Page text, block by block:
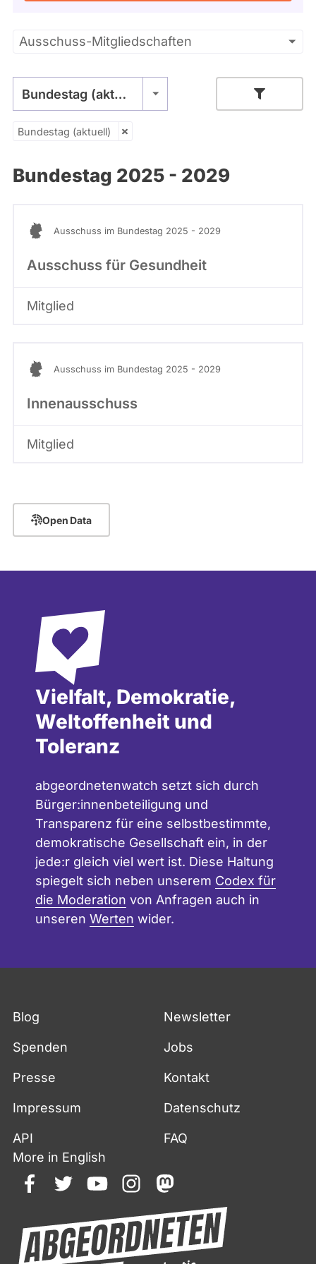
Mandaten
werden
Primäre
Ausschuss-Mitgliedschaften
Bundestag (aktuell)
Bundestag (aktuell)
Bundestag 2025 - 2029
Ausschuss im Bundestag 2025 - 2029
Ausschuss für Gesundheit
Mitglied
Ausschuss im Bundestag 2025 - 2029
Innenausschuss
Mitglied
Open Data
Vielfalt, Demokratie,
Weltoffenheit und
Toleranz
abgeordnetenwatch setzt sich durch
Bürger:innenbeteiligung und
Transparenz für eine selbstbestimmte,
demokratische Gesellschaft ein, in der
jede:r gleich viel wert ist. Diese Haltung
spiegelt sich neben unserem Codex für
die Moderation von Anfragen auch in
unseren Werten wider.
Blog Newsletter
Spenden Jobs
Presse Kontakt
Impressum Datenschutz
API
FAQ
More in English
facebooktwitteryoutubeinstagrammastodon